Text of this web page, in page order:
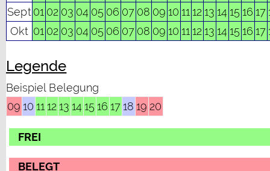
Sept 01 02 03 04 05 06 07 08 09 10 11 12 13 14 15 16 17
Okt 01 02 03 04 05 06 07 08 09 10 11 12 13 14 15 16 17
Legende
Beispiel Belegung
09 10 111213 14 15 16 1718 19 20
FREI
BELEGT